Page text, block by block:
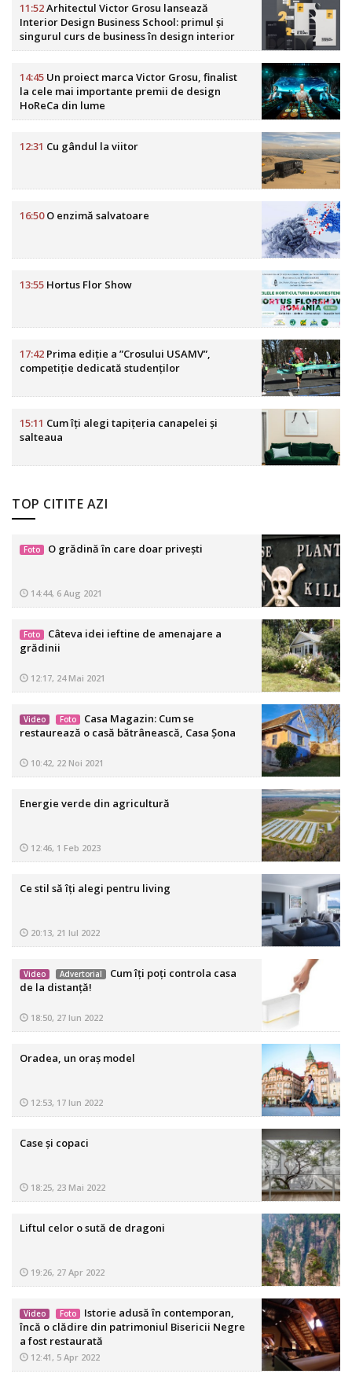
11:52Arhitectul Victor Grosu lansează
Interior Design Business School: primul și
singurul curs de business în design interior
din România
14:45 Un proiect marca Victor Grosu, finalist
la cele mai importante premii de design
HoReCa din lume
12:31 Cu gândul la viitor
16:50O enzimă salvatoare
13:55 Hortus Flor Show
17:42 Prima ediție a ”Crosului USAMV”,
competiție dedicată studenților
15:11 Cum îți alegi tapițeria canapelei și
salteaua
TOP CITITE AZI
Foto O grădină în care doar privești
14:44, 6 Aug 2021
Foto
Câteva idei ieftine de amenajare a
grădinii
12:17, 24 Mai 2021
Video Foto
Casa Magazin: Cum se
restaurează o casă bătrânească, Casa Șona
10:42, 22 Noi 2021
Energie verde din agricultură
12:46, 1 Feb 2023
Ce stil să îți alegi pentru living
20:13, 21 Iul 2022
Video Advertorial
Cum îți poți controla casa
de la distanță!
18:50, 27 Iun 2022
Oradea, un oraș model
12:53, 17 Iun 2022
Case și copaci
18:25, 23 Mai 2022
Liftul celor o sută de dragoni
19:26, 27 Apr 2022
Video Foto
Istorie adusă în contemporan,
încă o clădire din patrimoniul Bisericii Negre
a fost restaurată
12:41, 5 Apr 2022